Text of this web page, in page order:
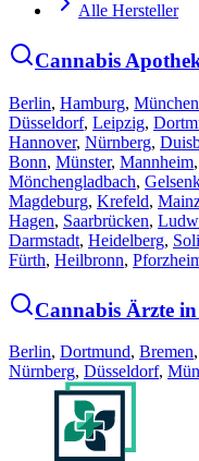
Alle Hersteller
Cannabis
Berlin, Hamburg, München
Düsseldorf, Leipzig,
Hannover, Nürnberg,
Bonn, Münster, Mannheim,
Mönchengladbach,
Magdeburg, Krefeld,
Hagen, Saarbrücken,
Darmstadt, Heidelberg,
Fürth, Heilbronn,
Cannabis Ärzte
Berlin, Dortmund, Bremen,
Nürnberg, Düsseldorf,